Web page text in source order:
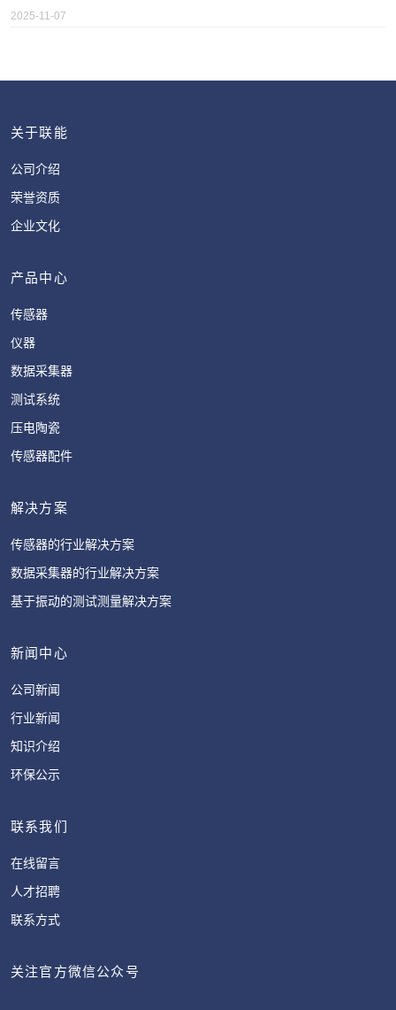
2025-11-07
关于联能
公司介绍
荣誉资质
企业文化
产品中心
传感器
仪器
数据采集器
测试系统
压电陶瓷
传感器配件
解决方案
传感器的行业解决方案
数据采集器的行业解决方案
基于振动的测试测量解决方案
新闻中心
公司新闻
行业新闻
知识介绍
环保公示
联系我们
在线留言
人才招聘
联系方式
关注官方微信公众号